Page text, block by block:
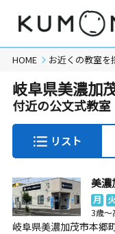
HOME お近くの教室を
岐阜県美濃加
付近の公文式教室
リスト
美濃
月 火
3歳～
岐阜県美濃加茂市本郷